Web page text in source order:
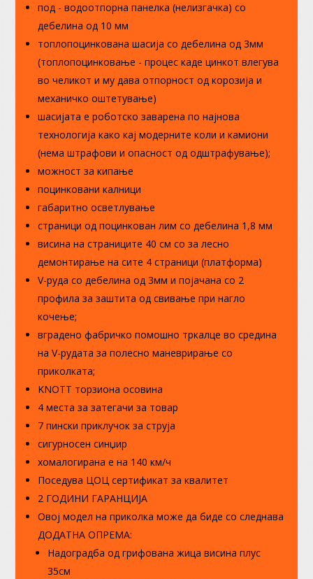
под - водоотпорна панелка (нелизгачка) со
дебелина од 10 мм
топлопоцинкована шасија со дебелина од 3мм
(топлопоцинковање - процес каде цинкот влегува
во челикот и му дава отпорност од корозија и
механичко оштетување)
шасијата е роботско заварена по најнова
технологија како кај модерните коли и камиони
(нема штрафови и опасност од одштрафување);
можност за кипање
поцинковани калници
габаритно осветлување
страници од поцинкован лим со дебелина 1,8 мм
висина на страниците 40 см со за лесно
демонтирање на сите 4 страници (платформа)
V-руда со дебелина од 3мм и појачана со 2
профила за заштита од свивање при нагло
кочење;
вградено фабричко помошно тркалце во средина
на V-рудата за полесно маневрирање со
приколката;
KNOTT торзиона осовина
4 места за затегачи за товар
7 пински приклучок за струја
сигурносен синџир
хомалогирана е на 140 км/ч
Поседува ЦОЦ сертификат за квалитет
2 ГОДИНИ ГАРАНЦИЈА
Овој модел на приколка може да биде со следнава
ДОДАТНА ОПРЕМА:
Надоградба од грифована жица висина плус
35см